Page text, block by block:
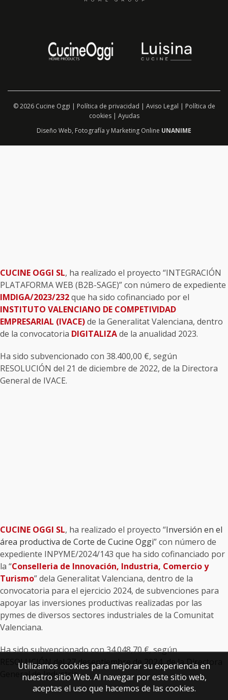
© 2026 Cucine Oggi | Política de privacidad | Aviso Legal | Política de
cookies| Ayudas
Diseño Web, Fotografía y Marketing Online UNANIME
CUCINE OGGI SL, ha realizado el proyecto “INTEGRACIÓN
PLATAFORMA WEB (B2B-SAGE)” con número de expediente
IMDIGA/2023/232que ha sido cofinanciado por el
INSTITUTO VALENCIANO DE COMPETIVIDAD
EMPRESARIAL (IVACE)de la Generalitat Valenciana, dentro
de la convocatoria DIGITALIZAde la anualidad 2023.
Ha sido subvencionado con 38.400,00 €, según
RESOLUCIÓN del 21 de diciembre de 2022, de la Directora
General de IVACE.
CUCINE OGGI SL, ha realizado el proyecto “Inversión en el
área productiva de Corte de Cucine Oggi” con número de
expediente INPYME/2024/143 que ha sido cofinanciado por
la “Conselleria de Innovación, Industria, Comercio y
Turismo” dela Generalitat Valenciana, dentro de la
convocatoria para el ejercicio 2024, de subvenciones para
apoyar las inversiones productivas realizadas por las
pymes de diversos sectores industriales de la Comunitat
Valenciana.
Ha sido subvencionado con 34.048,70 €, según
RESOLUCIÓN del 27 deseptiembre de 2024, de la Directora
General de Industria.
Utilizamos cookies para mejorar su experiencia en
nuestro sitio Web. Al navegar por este sitio web,
aceptas el uso que hacemos de las cookies.